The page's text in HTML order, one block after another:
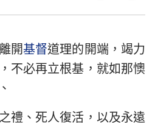
帖撒羅尼迦後書
提摩太後書
開基督道理的開端，竭力
不必再立根基，就如那懊
禮、死人復活，以及永遠